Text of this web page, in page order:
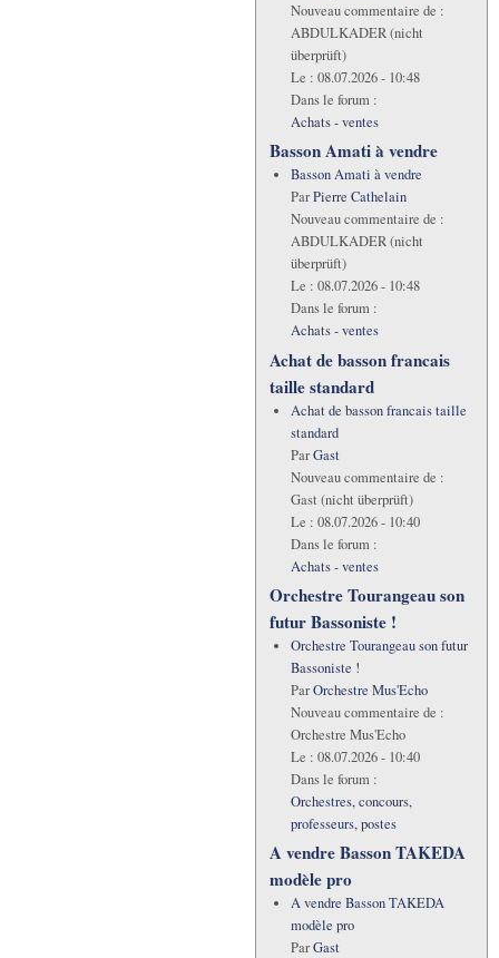
Nouveau commentaire de :
ABDULKADER (nicht
überprüft)
Le : 08.07.2026 - 10:48
Dans le forum :
Achats - ventes
Basson Amati à vendre
Basson Amati à vendre
ParPierre Cathelain
Nouveau commentaire de :
ABDULKADER (nicht
überprüft)
Le : 08.07.2026 - 10:48
Dans le forum :
Achats - ventes
Achat de basson francais
taille standard
Achat de basson francais taille
standard
ParGast
Nouveau commentaire de :
Gast (nicht überprüft)
Le : 08.07.2026 - 10:40
Dans le forum :
Achats - ventes
Orchestre Tourangeau son
futur Bassoniste !
Orchestre Tourangeau son futur
Bassoniste !
ParOrchestre Mus'Echo
Nouveau commentaire de :
Orchestre Mus'Echo
Le : 08.07.2026 - 10:40
Dans le forum :
Orchestres, concours,
professeurs, postes
A vendre Basson TAKEDA
modèle pro
A vendre Basson TAKEDA
modèle pro
ParGast